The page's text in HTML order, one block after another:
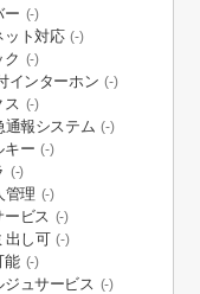
ー (-)
ット対応 (-)
ク (-)
インターホン (-)
ス (-)
通報システム (-)
キー (-)
(-)
管理 (-)
ービス (-)
出し可 (-)
能 (-)
ジュサービス (-)